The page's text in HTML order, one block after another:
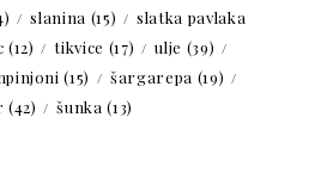
slanina (15)
slatka pavlaka
(12) tikvice (17) ulje (39)
(15) šargarepa (19)
(42) šunka (13)